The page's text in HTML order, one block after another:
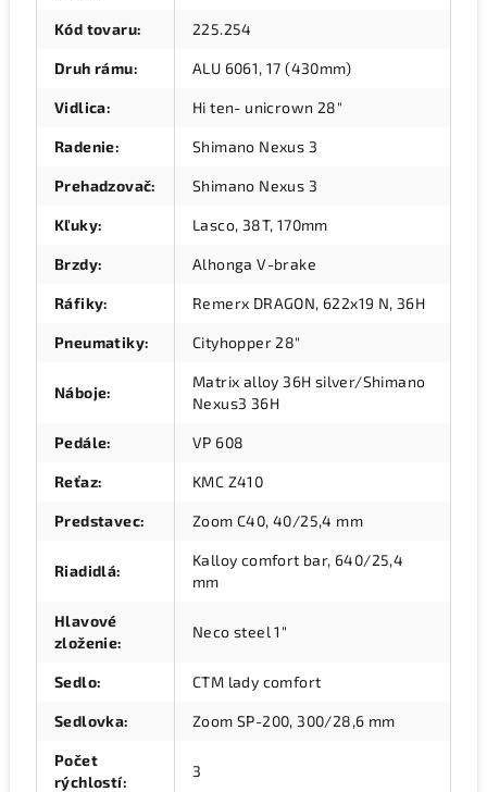
Kód tovaru: 225.254
Druh rámu: ALU 6061, 17 (430mm)
Vidlica: Hi ten- unicrown 28"
Radenie: Shimano Nexus 3
Prehadzovač: Shimano Nexus 3
Kľuky: Lasco, 38T, 170mm
Brzdy: Alhonga V-brake
Ráfiky: Remerx DRAGON, 622x19 N, 36H
Pneumatiky: Cityhopper 28"
Náboje:
Matrix alloy 36H silver/Shimano
Nexus3 36H
Pedále: VP 608
Reťaz: KMC Z410
Predstavec: Zoom C40, 40/25,4 mm
Riadidlá:
Kalloy comfort bar, 640/25,4
mm
Hlavové
zloženie:
Neco steel 1"
Sedlo: CTM lady comfort
Sedlovka: Zoom SP-200, 300/28,6 mm
Počet
rýchlostí:
3